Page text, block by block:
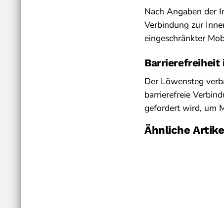
Nach Angaben der
Verbindung zur
eingeschränkter
Barrierefreiheit
Der Löwensteg
barrierefreie
gefordert wird, um
Ähnliche